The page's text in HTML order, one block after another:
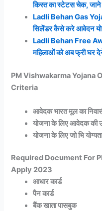
किस्त का स्टेटस चेक, जाने
Ladli Behan Gas
सिलेंडर कैसे करे आवेदन
Ladli Behan Free
महिलाओं को अब फ्री घर
PM Vishwakarma Yojana
Criteria
आवेदक भारत मूल का
योजना के लिए आवेदक की
योजना के लिए जो भि
Required Document For
Apply 2023
आधार कार्ड
पैन कार्ड
बैंक खाता पासबुक